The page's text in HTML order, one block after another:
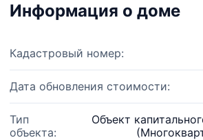
Информация о доме
Кадастровый номер:
Дата обновления стоимости:
Тип
объекта:
Объект